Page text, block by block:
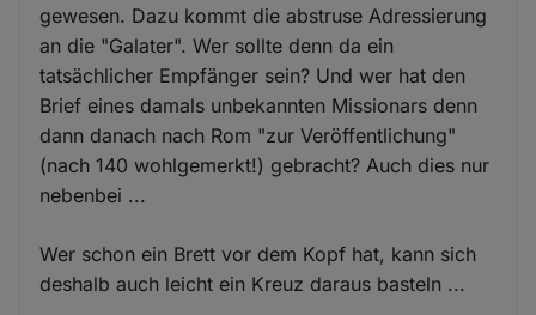
gewesen. Dazu kommt die abstruse Adressierung
an die "Galater". Wer sollte denn da ein
tatsächlicher Empfänger sein? Und wer hat den
Brief eines damals unbekannten Missionars denn
dann danach nach Rom "zur Veröffentlichung"
(nach 140 wohlgemerkt!) gebracht? Auch dies nur
nebenbei ...
Wer schon ein Brett vor dem Kopf hat, kann sich
deshalb auch leicht ein Kreuz daraus basteln ...